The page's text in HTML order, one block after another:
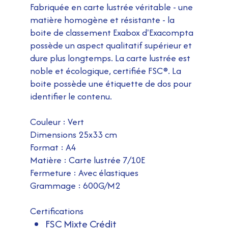
Fabriquée en carte lustrée véritable - une
matière homogène et résistante - la
boite de classement Exabox d'Exacompta
possède un aspect qualitatif supérieur et
dure plus longtemps. La carte lustrée est
noble et écologique, certifiée FSC®. La
boite possède une étiquette de dos pour
identifier le contenu.
Couleur : Vert
Dimensions 25x33 cm
Format : A4
Matière : Carte lustrée 7/10E
Fermeture : Avec élastiques
Grammage : 600G/M2
Certifications
FSC Mixte Crédit